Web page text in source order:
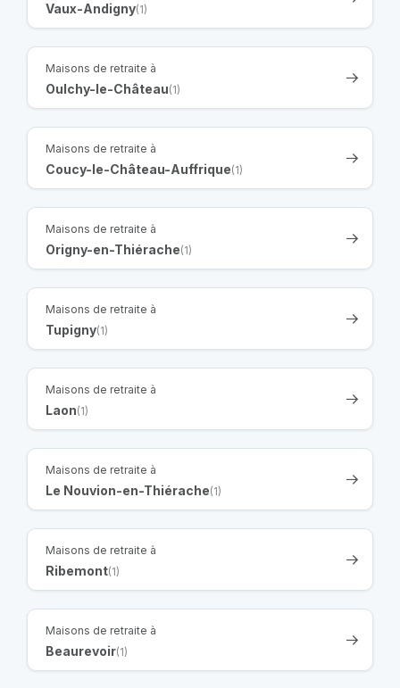
Vaux-Andigny(1)
Maisons de retraite à
Oulchy-le-Château(1)
Maisons de retraite à
Coucy-le-Château-Auffrique(1)
Maisons de retraite à
Origny-en-Thiérache(1)
Maisons de retraite à
Tupigny(1)
Maisons de retraite à
Laon(1)
Maisons de retraite à
Le Nouvion-en-Thiérache(1)
Maisons de retraite à
Ribemont(1)
Maisons de retraite à
Beaurevoir(1)